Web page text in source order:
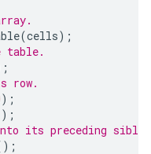
(cells);
table.
row.
);
);
its preceding